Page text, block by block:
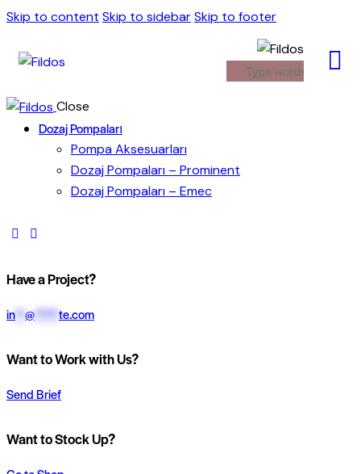
Skip to content Skip to sidebarSkip to footer
Close
Dozaj Pompaları
Pompa Aksesuarları
Dozaj Pompaları – Prominent
Dozaj Pompaları – Emec
Have a Project?
in @ ***** te.com
Want to Work with Us?
Send Brief
Want to Stock Up?